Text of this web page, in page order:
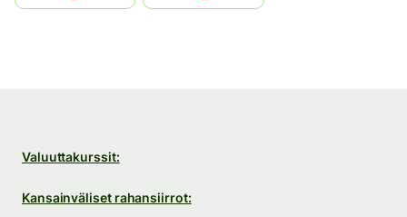
Valuuttakurssit:
Kansainväliset rahansiirrot: